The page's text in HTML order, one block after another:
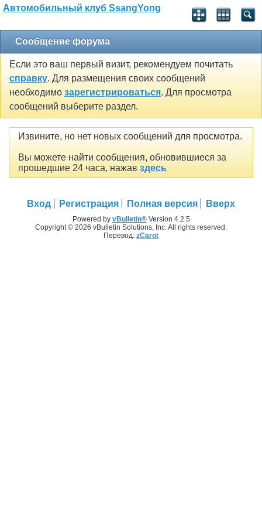
Автомобильный клуб SsangYong
Сообщение форума
Если это ваш первый визит, рекомендуем почитать
справку. Для размещения своих сообщений
необходимо зарегистрироваться. Для просмотра
сообщений выберите раздел.
Извините, но нет новых сообщений для просмотра.
Вы можете найти сообщения, обновившиеся за
прошедшие 24 часа, нажав здесь
Вход Регистрация Полная версия Вверх
Powered by vBulletin®Version 4.2.5
Copyright © 2026 vBulletin Solutions, Inc. All rights reserved.
Перевод: zCarot